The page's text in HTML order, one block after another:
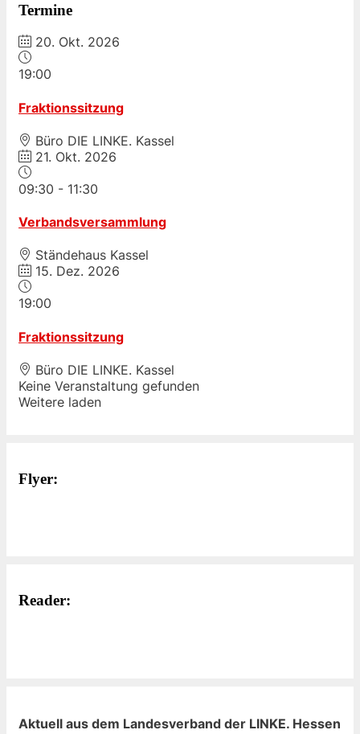
Termine
20. Okt. 2026
19:00
Fraktionssitzung
Büro DIE LINKE. Kassel
21. Okt. 2026
09:30 - 11:30
Verbandsversammlung
Ständehaus Kassel
15. Dez. 2026
19:00
Fraktionssitzung
Büro DIE LINKE. Kassel
Keine Veranstaltung gefunden
Weitere laden
Flyer:
Reader:
Aktuell aus dem Landesverband der LINKE. Hessen